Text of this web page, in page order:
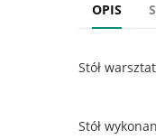
OPIS
Stół
Stół